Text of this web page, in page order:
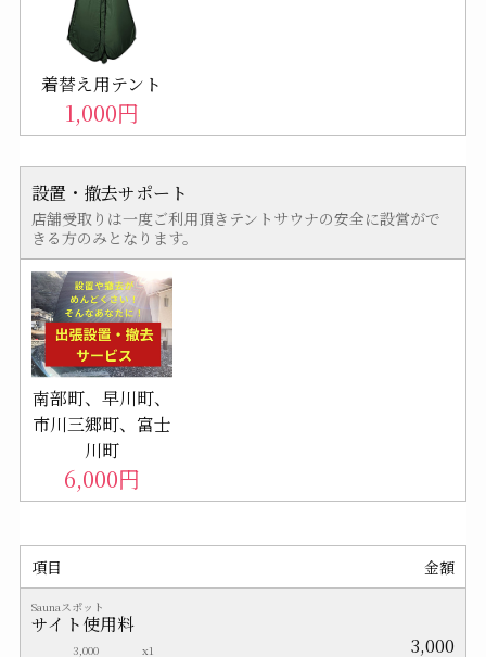
着替え用テント
1,000円
設置・撤去サポート
店舗受取りは一度ご利用頂きテントサウナの安全に設営がで
きる方のみとなります。
南部町、早川町、
市川三郷町、富士
川町
6,000円
項目 金額
Saunaスポット
サイト使用料
3,000 x1 3,000